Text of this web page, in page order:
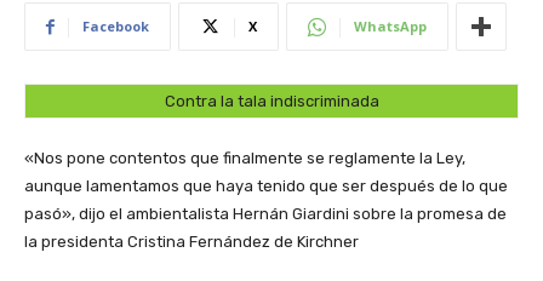
Facebook X WhatsApp
Contra la tala indiscriminada
«Nos pone contentos que finalmente se reglamente la Ley,
aunque lamentamos que haya tenido que ser después de lo que
pasó», dijo el ambientalista Hernán Giardini sobre la promesa de
la presidenta Cristina Fernández de Kirchner